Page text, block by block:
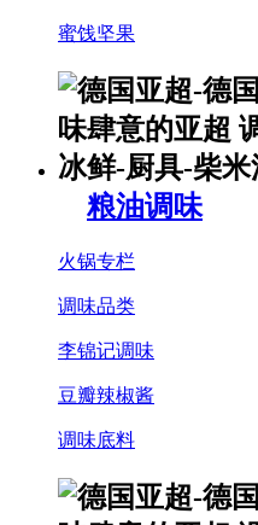
蜜饯坚果
粮油调味
火锅专栏
调味品类
李锦记调味
豆瓣辣椒酱
调味底料